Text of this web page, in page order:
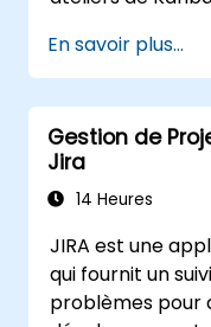
En savoir plus...
Gestion de
Jira
14 Heures
JIRA est une
qui fournit un
problèmes pour